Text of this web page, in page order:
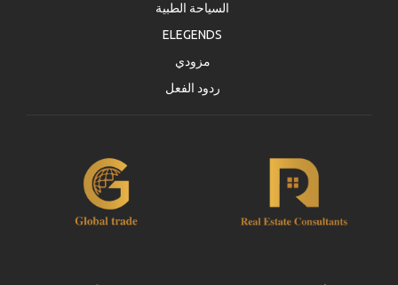
السياحة الطبية
ELEGENDS
مزودي
ردود الفعل